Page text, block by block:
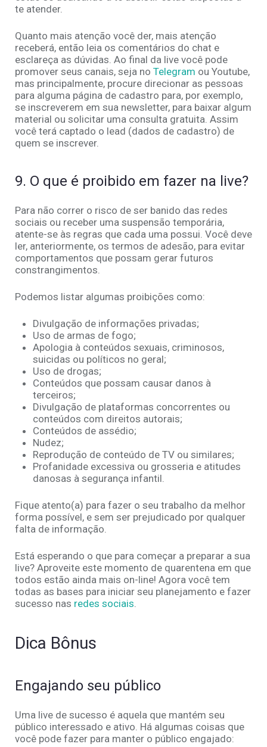
te atender.
Quanto mais atenção você der, mais atenção
receberá, então leia os comentários do chat e
esclareça as dúvidas. Ao final da live você pode
promover seus canais, seja no Telegram ou Youtube,
mas principalmente, procure direcionar as pessoas
para alguma página de cadastro para, por exemplo,
se inscreverem em sua newsletter, para baixar algum
material ou solicitar uma consulta gratuita. Assim
você terá captado o lead (dados de cadastro) de
quem se inscrever.
9. O que é proibido em fazer na live?
Para não correr o risco de ser banido das redes
sociais ou receber uma suspensão temporária,
atente-se às regras que cada uma possui. Você deve
ler, anteriormente, os termos de adesão, para evitar
comportamentos que possam gerar futuros
constrangimentos.
Podemos listar algumas proibições como:
Divulgação de informações privadas;
Uso de armas de fogo;
Apologia à conteúdos sexuais, criminosos,
suicidas ou políticos no geral;
Uso de drogas;
Conteúdos que possam causar danos à
terceiros;
Divulgação de plataformas concorrentes ou
conteúdos com direitos autorais;
Conteúdos de assédio;
Nudez;
Reprodução de conteúdo de TV ou similares;
Profanidade excessiva ou grosseria e atitudes
danosas à segurança infantil.
Fique atento(a) para fazer o seu trabalho da melhor
forma possível, e sem ser prejudicado por qualquer
falta de informação.
Está esperando o que para começar a preparar a sua
live? Aproveite este momento de quarentena em que
todos estão ainda mais on-line! Agora você tem
todas as bases para iniciar seu planejamento e fazer
sucesso nas redes sociais.
Dica Bônus
Engajando seu público
Uma live de sucesso é aquela que mantém seu
público interessado e ativo. Há algumas coisas que
você pode fazer para manter o público engajado: